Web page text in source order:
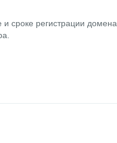
сроке регистрации домена,